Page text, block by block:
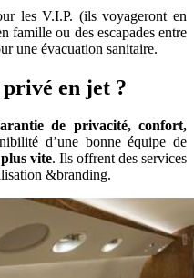
les V.I.P. (ils voyageront en
famille ou des escapades entre
une évacuation sanitaire.
en jet ?
de privacité, confort,
d’une bonne équipe de
vite. Ils offrent des services
&branding.